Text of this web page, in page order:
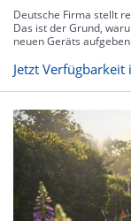
Deutsche Firma stellt
Das ist der Grund,
neuen Geräts
Jetzt